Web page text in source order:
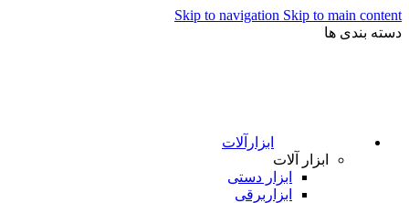
Skip to navigation Skip to main content
دسته بندی ها
ابزارآلات
ابزار آلات
ابزار دستی
ابزاربرقی